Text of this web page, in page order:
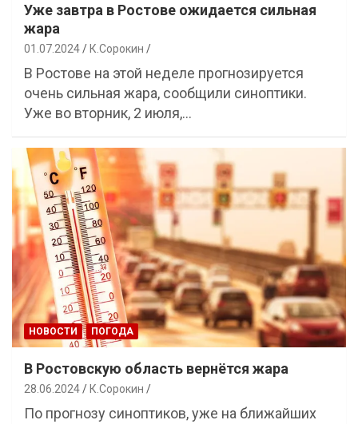
Уже завтра в Ростове ожидается сильная
жара
01.07.2024 К.Сорокин
В Ростове на этой неделе прогнозируется
очень сильная жара, сообщили синоптики.
Уже во вторник, 2 июля,…
НОВОСТИ ПОГОДА
В Ростовскую область вернётся жара
28.06.2024 К.Сорокин
По прогнозу синоптиков, уже на ближайших